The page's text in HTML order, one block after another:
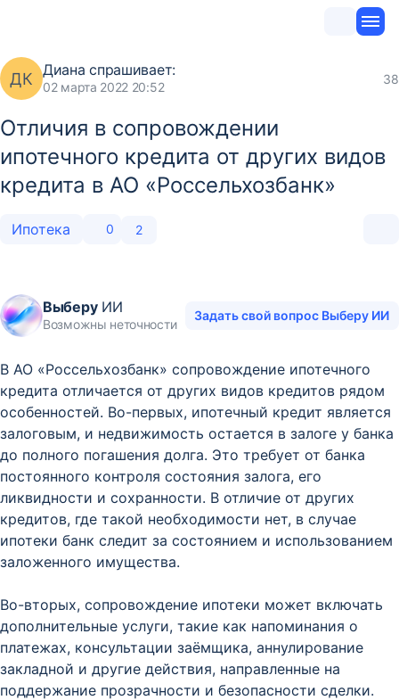
ДК Диана спрашивает:
02 марта 2022 20:52
38
Отличия в сопровождении
ипотечного кредита от других видов
кредита в АО «Россельхозбанк»
Ипотека 0 2
ВыберуИИ
Возможны неточности
Задать свой вопрос Выберу ИИ
В АО «Россельхозбанк» сопровождение ипотечного
кредита отличается от других видов кредитов рядом
особенностей. Во-первых, ипотечный кредит является
залоговым, и недвижимость остается в залоге у банка
до полного погашения долга. Это требует от банка
постоянного контроля состояния залога, его
ликвидности и сохранности. В отличие от других
кредитов, где такой необходимости нет, в случае
ипотеки банк следит за состоянием и использованием
заложенного имущества.
Во-вторых, сопровождение ипотеки может включать
дополнительные услуги, такие как напоминания о
платежах, консультации заёмщика, аннулирование
закладной и другие действия, направленные на
поддержание прозрачности и безопасности сделки.